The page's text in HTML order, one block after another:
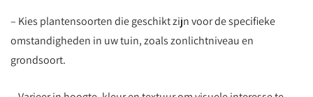
– Kies plantensoorten die geschikt zijn voor de specifieke
omstandigheden in uw tuin, zoals zonlichtniveau en
grondsoort.